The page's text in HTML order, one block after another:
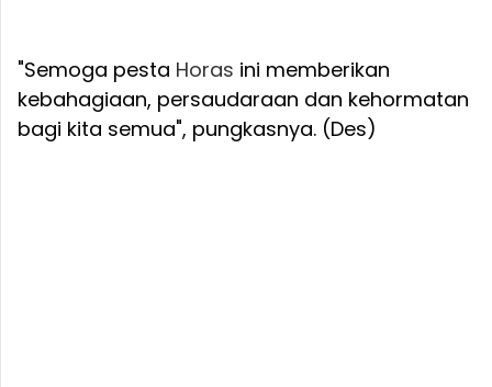
"Semoga pesta Horas ini memberikan
kebahagiaan, persaudaraan dan kehormatan
bagi kita semua", pungkasnya. (Des)